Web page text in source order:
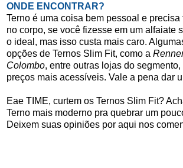
ONDE ENCONTRAR?
Terno é uma coisa bem pessoal e precisa
no corpo, se você fizesse em um alfaiate
o ideal, mas isso custa mais caro.
opções de Ternos Slim Fit, como a
Colombo, entre outras lojas do
preços mais acessíveis. Vale a pena dar
Eae TIME, curtem os Ternos Slim Fit?
Terno mais moderno pra quebrar um
Deixem suas opiniões por aqui nos